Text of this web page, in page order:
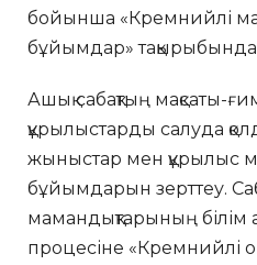
бойынша «Кремнийлі
бұйымдар» тақырыбында
Ашық сабақтың мақсаты-
құрылыстарды салуда
жыныстар мен құрылыс
бұйымдарын зерттеу.
мамандықтарының білім
процесіне «Кремнийлі